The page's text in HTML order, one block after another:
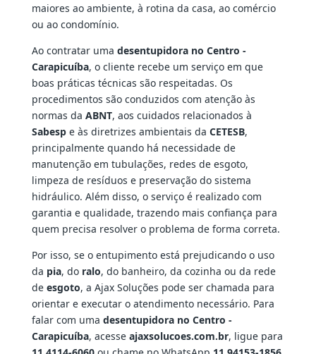
maiores ao ambiente, à rotina da casa, ao comércio
ou ao condomínio.
Ao contratar uma desentupidora no Centro -
Carapicuíba, o cliente recebe um serviço em que
boas práticas técnicas são respeitadas. Os
procedimentos são conduzidos com atenção às
normas da ABNT, aos cuidados relacionados à
Sabespe às diretrizes ambientais da CETESB,
principalmente quando há necessidade de
manutenção em tubulações, redes de esgoto,
limpeza de resíduos e preservação do sistema
hidráulico. Além disso, o serviço é realizado com
garantia e qualidade, trazendo mais confiança para
quem precisa resolver o problema de forma correta.
Por isso, se o entupimento está prejudicando o uso
da pia, do ralo, do banheiro, da cozinha ou da rede
de esgoto, a Ajax Soluções pode ser chamada para
orientar e executar o atendimento necessário. Para
falar com uma desentupidora no Centro -
Carapicuíba, acesse ajaxsolucoes.com.br, ligue para